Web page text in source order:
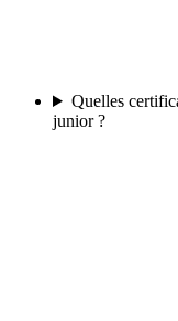
Quelles
junior ?